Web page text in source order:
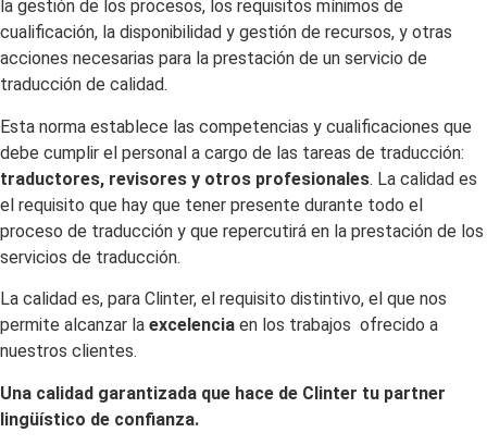
la gestión de los procesos, los requisitos mínimos de
cualificación, la disponibilidad y gestión de recursos, y otras
acciones necesarias para la prestación de un servicio de
traducción de calidad.
Esta norma establece las competencias y cualificaciones que
debe cumplir el personal a cargo de las tareas de traducción:
traductores, revisores y otros profesionales. La calidad es
el requisito que hay que tener presente durante todo el
proceso de traducción y que repercutirá en la prestación de los
servicios de traducción.
La calidad es, para Clinter, el requisito distintivo, el que nos
permite alcanzar la excelencia en los trabajos ofrecido a
nuestros clientes.
Una calidad garantizada que hace de Clinter tu partner
lingüístico de confianza.